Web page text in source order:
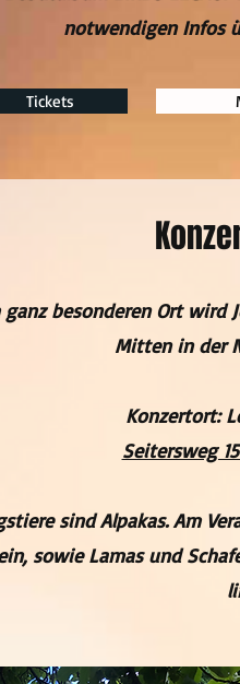
notwendigen Infos
Tickets
besonderen Ort wird
Mitten in der
Konzertort:
Seitersweg
sind Alpakas. Am
sowie Lamas und